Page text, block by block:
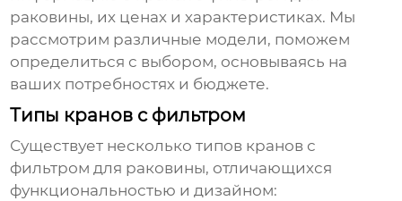
раковины, их ценах и характеристиках. Мы
рассмотрим различные модели, поможем
определиться с выбором, основываясь на
ваших потребностях и бюджете.
Типы кранов с фильтром
Существует несколько типов кранов с
фильтром для раковины, отличающихся
функциональностью и дизайном: